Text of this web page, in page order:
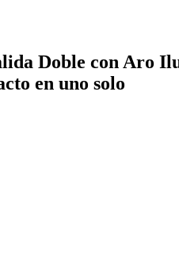
Doble con Aro
en uno solo